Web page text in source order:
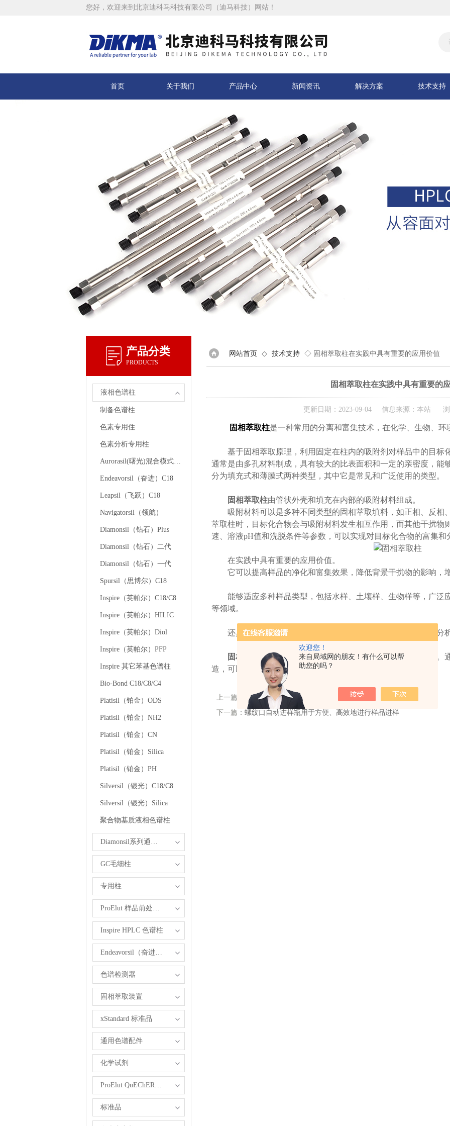
欢迎您！
来自局域网的朋友！有什么可以帮
助您的吗？
您好，欢迎来到北京迪科马科技有限公司（迪马科技）网站！
首页 关于我们 产品中心 新闻资讯 解决方案 技术支持
产品分类
PRODUCTS
液相色谱柱
制备色谱柱
色素专用住
色素分析专用柱
Aurorasil(曙光)混合模式液相色谱柱
Endeavorsil（奋进）C18
Leapsil（飞跃）C18
Navigatorsil（领航）
Diamonsil（钻石）Plus
Diamonsil（钻石）二代
Diamonsil（钻石）一代
Spursil（思博尔）C18
Inspire（英帕尔）C18/C8
Inspire（英帕尔）HILIC
Inspire（英帕尔）Diol
Inspire（英帕尔）PFP
Inspire 其它苯基色谱柱
Bio-Bond C18/C8/C4
Platisil（铂金）ODS
Platisil（铂金）NH2
Platisil（铂金）CN
Platisil（铂金）Silica
Platisil（铂金）PH
Silversil（银光）C18/C8
Silversil（银光）Silica
聚合物基质液相色谱柱
Diamonsil系列通用型反相色谱柱
GC毛细柱
专用柱
ProElut 样品前处理产品
Inspire HPLC 色谱柱
Endeavorsil（奋进）1.8 µm UHPLC柱
色谱检测器
固相萃取装置
xStandard 标准品
通用色谱配件
化学试剂
ProElut QuEChERS 产品
标准品
网站首页 ◇ 技术支持 ◇ 固相萃取柱在实践中具有重要的应用价值
固相萃取柱在实践中具有重要的
更新日期：2023-09-04 信息来源：本站 浏
固相萃取柱是一种常用的分离和富集技术，在化学、生物、环
基于固相萃取原理，利用固定在柱内的吸附剂对样品中的目标
通常是由多孔材料制成，具有较大的比表面积和一定的亲密度，能
分为填充式和薄膜式两种类型，其中它是常见和广泛使用的类型。
固相萃取柱由管状外壳和填充在内部的吸附材料组成。
吸附材料可以是多种不同类型的固相萃取填料，如正相、反相
萃取柱时，目标化合物会与吸附材料发生相互作用，而其他干扰物
速、溶液pH值和洗脱条件等参数，可以实现对目标化合物的富集和
在实践中具有重要的应用价值。
它可以提高样品的净化和富集效果，降低背景干扰物的影响，
能够适应多种样品类型，包括水样、土壤样、生物样等，广泛
等领域。
还具有简便、快速和经济的特点，使得它成为实验室和现场分
固相萃取柱作为一种分离和富集技术，具有广泛的应用前景。
造，可以提高选择性、灵敏度和可靠性。
上一篇：
螺纹口自动进样瓶的设计合理、便捷实用
下一篇： 螺纹口自动进样瓶用于方便、高效地进行样品进样